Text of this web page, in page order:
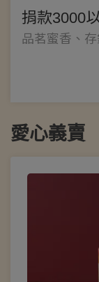
捐款3000
品茗蜜香、
愛心義賣